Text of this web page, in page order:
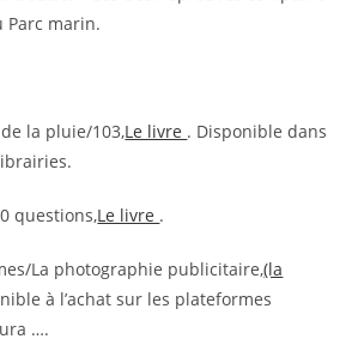
Parc marin.
la pluie/103,Le livre . Disponible dans
questions,Le livre .
La photographie publicitaire,(la
à l’achat sur les plateformes
….